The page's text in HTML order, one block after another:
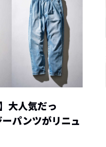
大人気だっ
ーパンツがリニュ